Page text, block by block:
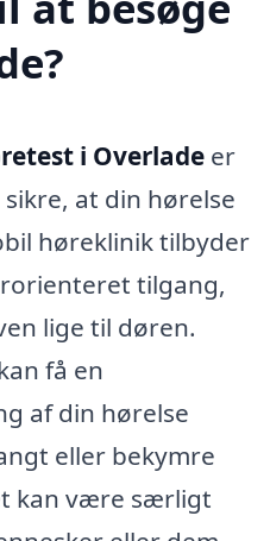
i Overlade er
at din hørelse
høreklinik tilbyder
tilgang,
lige til døren.
få en
af din hørelse
eller bekymre
kan være særligt